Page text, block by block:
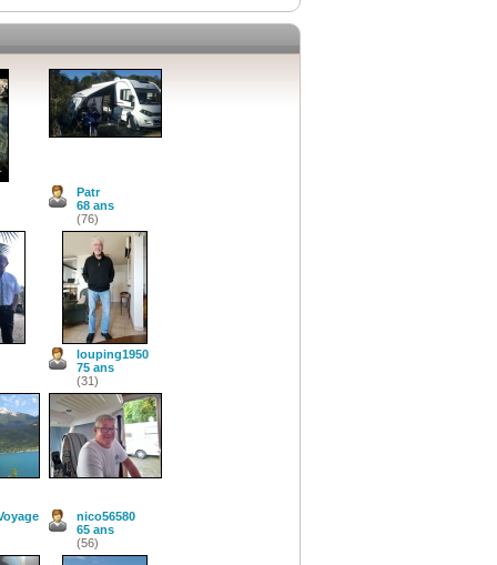
Patr
68 ans
(76)
louping1950
75 ans
(31)
nico56580
65 ans
(56)